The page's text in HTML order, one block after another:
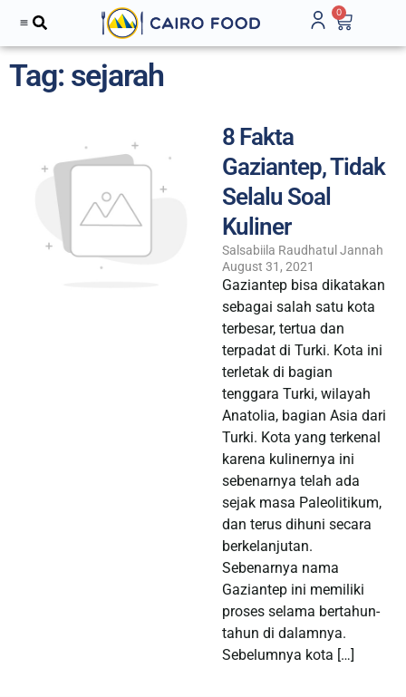
0
Tag: sejarah
8 Fakta
Gaziantep, Tidak
Selalu Soal
Kuliner
Salsabiila Raudhatul Jannah
August 31, 2021
Gaziantep bisa dikatakan
sebagai salah satu kota
terbesar, tertua dan
terpadat di Turki. Kota ini
terletak di bagian
tenggara Turki, wilayah
Anatolia, bagian Asia dari
Turki. Kota yang terkenal
karena kulinernya ini
sebenarnya telah ada
sejak masa Paleolitikum,
dan terus dihuni secara
berkelanjutan.
Sebenarnya nama
Gaziantep ini memiliki
proses selama bertahun-
tahun di dalamnya.
Sebelumnya kota […]